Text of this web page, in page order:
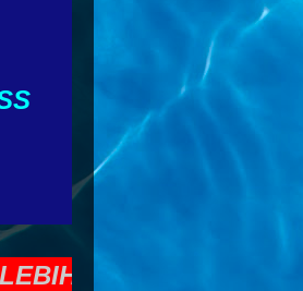
BANYAK TENTANG